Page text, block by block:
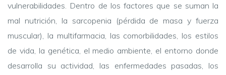
vulnerabilidades. Dentro de los factores que se suman la
mal nutrición, la sarcopenia (pérdida de masa y fuerza
muscular), la multifarmacia, las comorbilidades, los estilos
de vida, la genética, el medio ambiente, el entorno donde
desarrolla su actividad, las enfermedades pasadas, los